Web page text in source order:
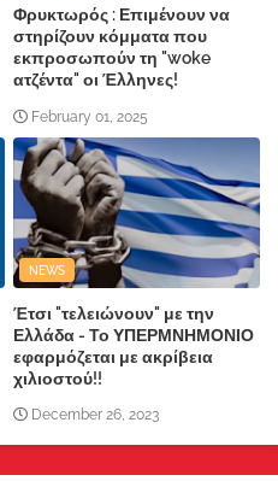
Φρυκτωρός : Επιμένουν να
στηρίζουν κόμματα που
εκπροσωπούν τη "woke
ατζέντα" οι Έλληνες!
February 01, 2025
NEWS
Έτσι "τελειώνουν" με την
Ελλάδα - Το ΥΠΕΡΜΝΗΜΟΝΙΟ
εφαρμόζεται με ακρίβεια
χιλιοστού!!
December 26, 2023